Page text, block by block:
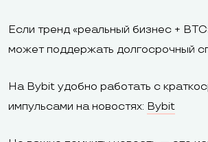
Если тренд «реальный бизнес +
может поддержать долгосрочный
На Bybit удобно работать с
импульсами на новостях: Bybit